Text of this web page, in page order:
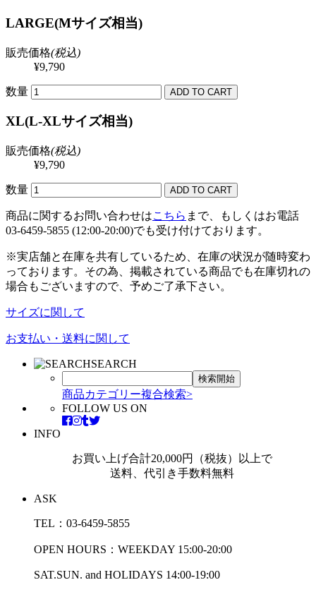
LARGE(Mサイズ相当)
販売価格(税込)
¥9,790
数量
XL(L-XLサイズ相当)
販売価格(税込)
¥9,790
数量
商品に関するお問い合わせはこちら まで、もしくはお電話
03-6459-5855 (12:00-20:00)でも受け付けております。
※実店舗と在庫を共有しているため、在庫の状況が随時変わ
っております。その為、掲載されている商品でも在庫切れの
場合もございますので、予めご了承下さい。
サイズに関して
お支払い・送料に関して
SEARCH
商品カテゴリー複合検索>
FOLLOW US ON
INFO
お買い上げ合計20,000円（税抜）以上で
送料、代引き手数料無料
ASK
TEL：03-6459-5855
OPEN HOURS：WEEKDAY 15:00-20:00
SAT.SUN. and HOLIDAYS 14:00-19:00